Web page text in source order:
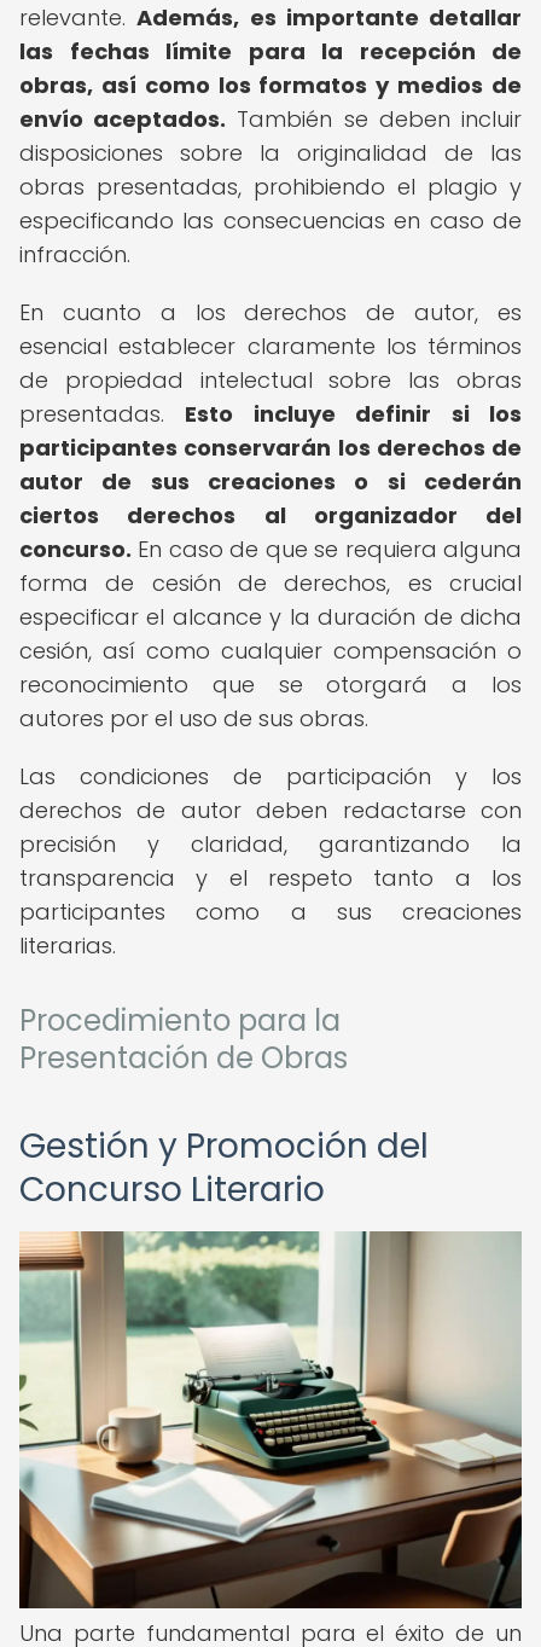
relevante.Además, es importante detallar
las fechas límite para la recepción de
obras, así como los formatos y medios de
envío aceptados. También se deben incluir
disposiciones sobre la originalidad de las
obras presentadas, prohibiendo el plagio y
especificando las consecuencias en caso de
infracción.
En cuanto a los derechos de autor, es
esencial establecer claramente los términos
de propiedad intelectual sobre las obras
presentadas. Esto incluye definir si los
participantes conservarán los derechos de
autor de sus creaciones o si cederán
ciertos derechos al organizador del
concurso. En caso de que se requiera alguna
forma de cesión de derechos, es crucial
especificar el alcance y la duración de dicha
cesión, así como cualquier compensación o
reconocimiento que se otorgará a los
autores por el uso de sus obras.
Las condiciones de participación y los
derechos de autor deben redactarse con
precisión y claridad, garantizando la
transparencia y el respeto tanto a los
participantes como a sus creaciones
literarias.
Procedimiento para la
Presentación de Obras
Gestión y Promoción del
Concurso Literario
Una parte fundamental para el éxito de un